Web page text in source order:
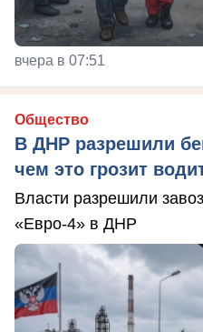
вчера в 07:51
Общество
В ДНР разрешили
чем это грозит
Власти разрешили
«Евро-4» в ДНР